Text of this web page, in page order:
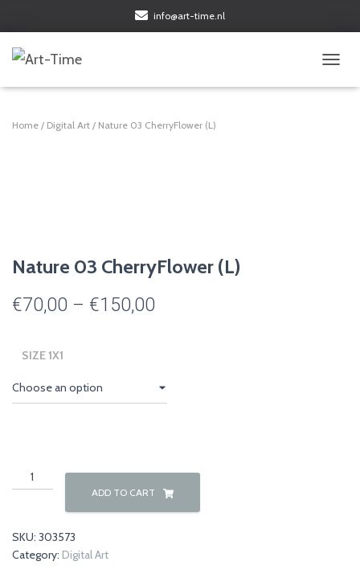
info@art-time.nl
Home / Digital Art / Nature 03 CherryFlower (L)
Nature 03 CherryFlower (L)
€70,00 – €150,00
through
SIZE 1X1
Nature
03
CherryFlower
quantity
ADD TO CART
SKU: 303573
Category: Digital Art